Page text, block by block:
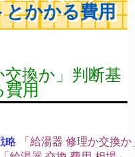
とかかる費用
換か」判断基
用
略
「給湯器 修理か交換か